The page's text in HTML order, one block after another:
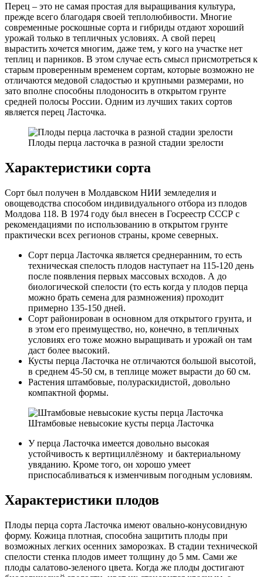
Перец – это не самая простая для выращивания культура,
прежде всего благодаря своей теплолюбивости. Многие
современные роскошные сорта и гибриды отдают хороший
урожай только в тепличных условиях. А свой перец
вырастить хочется многим, даже тем, у кого на участке нет
теплиц и парников. В этом случае есть смысл присмотреться к
старым проверенным временем сортам, которые возможно не
отличаются медовой сладостью и крупными размерами, но
зато вполне способны плодоносить в открытом грунте
средней полосы России. Одним из лучших таких сортов
является перец Ласточка.
Плоды перца ласточка в разной стадии зрелости
Характеристики сорта
Сорт был получен в Молдавском НИИ земледелия и
овощеводства способом индивидуального отбора из плодов
Молдова 118. В 1974 году был внесен в Госреестр СССР с
рекомендациями по использованию в открытом грунте
практически всех регионов страны, кроме северных.
Сорт перца Ласточка является среднеранним, то есть
техническая спелость плодов наступает на 115-120 день
после появления первых массовых всходов. А до
биологической спелости (то есть когда у плодов перца
можно брать семена для размножения) проходит
примерно 135-150 дней.
Сорт районирован в основном для открытого грунта, и
в этом его преимущество, но, конечно, в тепличных
условиях его тоже можно выращивать и урожай он там
даст более высокий.
Кусты перца Ласточка не отличаются большой высотой,
в среднем 45-50 см, в теплице может вырасти до 60 см.
Растения штамбовые, полураскидистой, довольно
компактной формы.
Штамбовые невысокие кусты перца Ласточка
У перца Ласточка имеется довольно высокая
устойчивость к вертициллёзному и бактериальному
увяданию. Кроме того, он хорошо умеет
приспосабливаться к изменчивым погодным условиям.
Характеристики плодов
Плоды перца сорта Ласточка имеют овально-конусовидную
форму. Кожица плотная, способна защитить плоды при
возможных легких осенних заморозках. В стадии технической
спелости стенка плодов имеет толщину до 5 мм. Сами же
плоды салатово-зеленого цвета. Когда же плоды достигают